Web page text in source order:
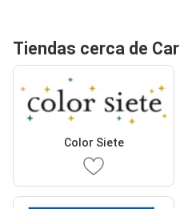
Tiendas cerca de
Color Siete